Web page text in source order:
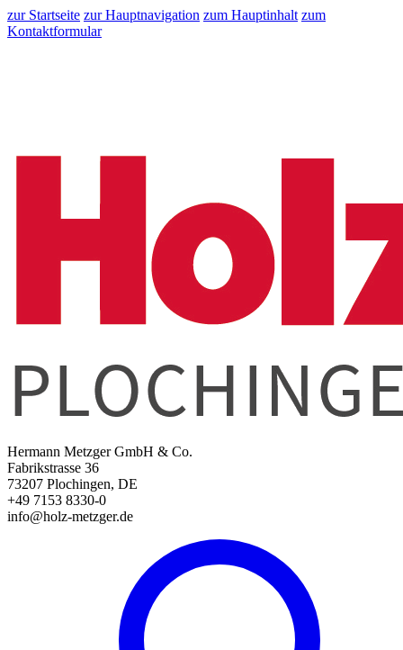
zur Startseite zur Hauptnavigation zum Hauptinhalt zum
Kontaktformular
Hermann Metzger GmbH & Co.
Fabrikstrasse 36
73207 Plochingen, DE
+49 7153 8330-0
info@holz-metzger.de